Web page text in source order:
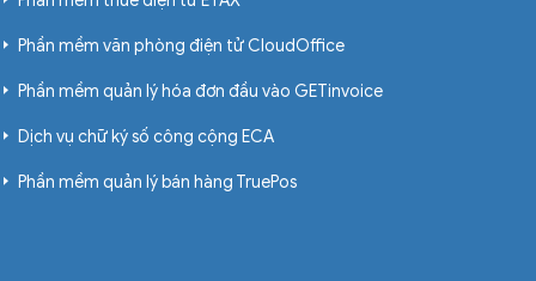
Phần mềm văn phòng điện tử CloudOffice
Phần mềm quản lý hóa đơn đầu vào GETinvoice
Dịch vụ chữ ký số công cộng ECA
Phần mềm quản lý bán hàng TruePos